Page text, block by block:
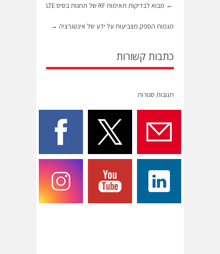
← מבוא לבדיקות תאימות RF של תחנות בסיס LTE
מגמות הספק מצביעות על ידע של אינטגרציה →
כתבות קשורות
תגובות סגורות